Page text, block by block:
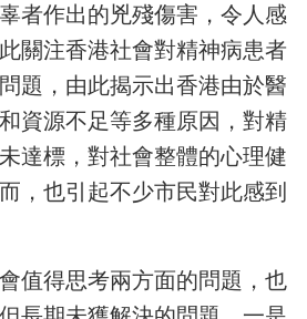
者作出的兇殘傷害，令人感
關注香港社會對精神病患者
題，由此揭示出香港由於醫
資源不足等多種原因，對精
達標，對社會整體的心理健
，也引起不少市民對此感到
值得思考兩方面的問題，也